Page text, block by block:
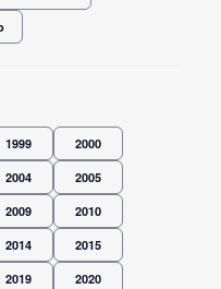
1999 2000
2004 2005
2009 2010
2014 2015
2019 2020